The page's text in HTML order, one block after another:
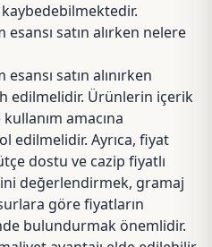
satın alırken nelere
satın alınırken
edilmelidir. Ürünlerin içerik
amacına
edilmelidir. Ayrıca, fiyat
dostu ve cazip fiyatlı
değerlendirmek, gramaj
göre fiyatların
bulundurmak önemlidir.